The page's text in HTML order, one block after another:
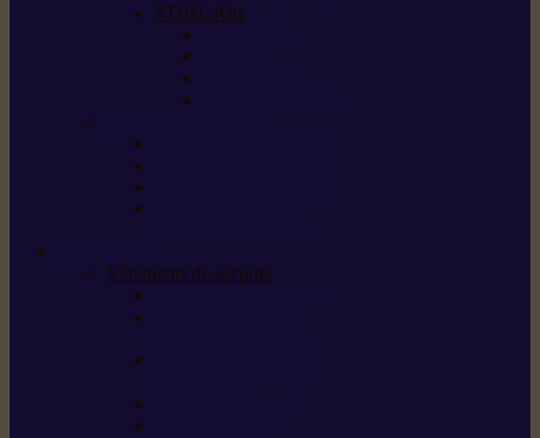
STIHL Kits
Vêtements de sécurité